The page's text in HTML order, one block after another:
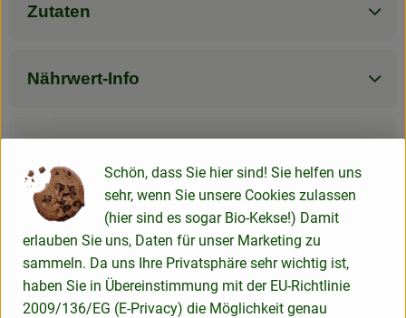
Zutaten
Nährwert-Info
Herkunft
Hersteller: ADM
Schön, dass Sie hier sind! Sie helfen uns
sehr, wenn Sie unsere Cookies zulassen
(hier sind es sogar Bio-Kekse!) Damit
erlauben Sie uns, Daten für unser Marketing zu
sammeln. Da uns Ihre Privatsphäre sehr wichtig ist,
haben Sie in Übereinstimmung mit der EU-Richtlinie
2009/136/EG (E-Privacy) die Möglichkeit genau